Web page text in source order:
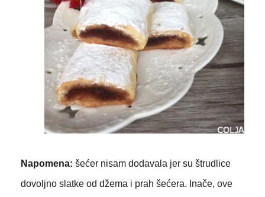
Napomena: šećer nisam dodavala jer su štrudlice
dovoljno slatke od džema i prah šećera. Inače, ove